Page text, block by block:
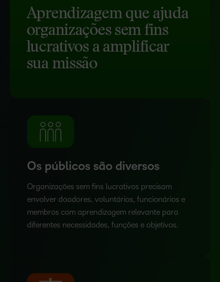
Aprendizagem que ajuda
organizações sem fins
lucrativos a amplificar
sua missão
Os públicos são diversos
Organizações sem fins lucrativos precisam
envolver doadores, voluntários, funcionários e
membros com aprendizagem relevante para
diferentes necessidades, funções e objetivos.